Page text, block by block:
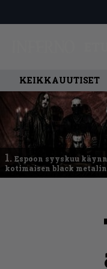
KEIKKAUUTISET
1. Espoon syyskuu
kotimaisen black